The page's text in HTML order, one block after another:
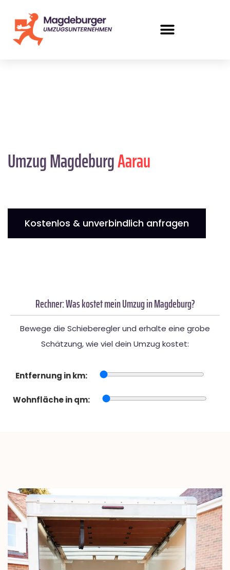
Umzug MagdeburgAarau
Kostenlos & unverbindlich anfragen
Rechner: Was kostet mein Umzug in Magdeburg?
Bewege die Schieberegler und erhalte eine grobe
Schätzung, wie viel dein Umzug kostet:
Entfernung in km:
Wohnfläche in qm: